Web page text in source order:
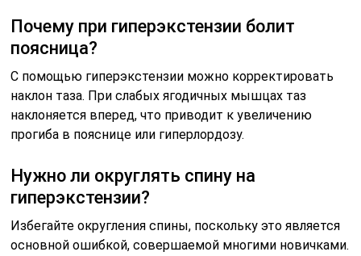
Почему при гиперэкстензии болит
поясница?
С помощью гиперэкстензии можно корректировать
наклон таза. При слабых ягодичных мышцах таз
наклоняется вперед, что приводит к увеличению
прогиба в пояснице или гиперлордозу.
Нужно ли округлять спину на
гиперэкстензии?
Избегайте округления спины, поскольку это является
основной ошибкой, совершаемой многими новичками.